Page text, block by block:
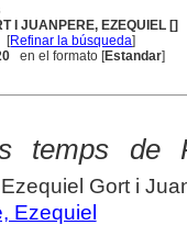
I JUANPERE, EZEQUIEL []
[Refinar la búsqueda]
en el formato [Estandar]
temps
Gort i
Ezequiel